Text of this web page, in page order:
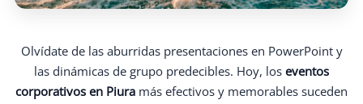
Olvídate de las aburridas presentaciones en PowerPoint y
las dinámicas de grupo predecibles. Hoy, los eventos
corporativos en Piura más efectivos y memorables suceden